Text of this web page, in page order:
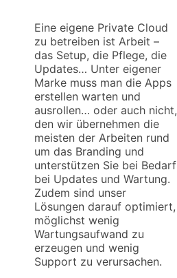
Eine eigene Private Cloud
zu betreiben ist Arbeit –
das Setup, die Pflege, die
Updates… Unter eigener
Marke muss man die Apps
erstellen warten und
ausrollen… oder auch nicht,
den wir übernehmen die
meisten der Arbeiten rund
um das Branding und
unterstützen Sie bei Bedarf
bei Updates und Wartung.
Zudem sind unser
Lösungen darauf optimiert,
möglichst wenig
Wartungsaufwand zu
erzeugen und wenig
Support zu verursachen.